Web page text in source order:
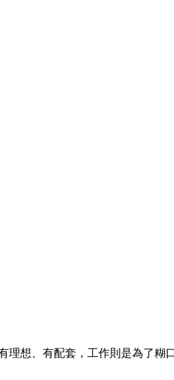
理想、有配套，工作則是為了